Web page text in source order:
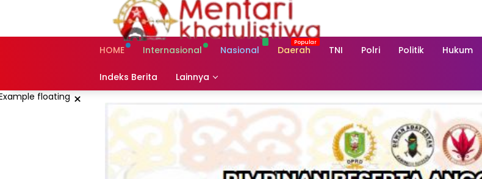
HOME
Internasional Nasional Daerah TNI Polri Politik Hukum
Indeks Berita Lainnya
×